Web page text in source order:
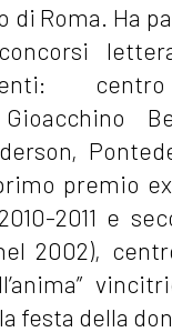
di Roma. Ha
Gioacchino
premio
2011 e
2002),
festa della